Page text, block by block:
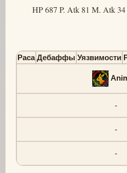
HP 687 P. Atk 81 M. Atk
Раса Дебаффы Уязвимости
-
-
-